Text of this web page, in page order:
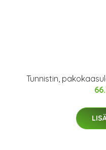
Tunnistin,